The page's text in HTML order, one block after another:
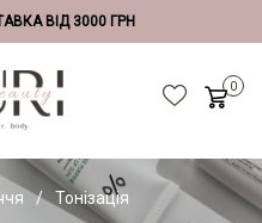
ВІД 3000 ГРН
Тонізація